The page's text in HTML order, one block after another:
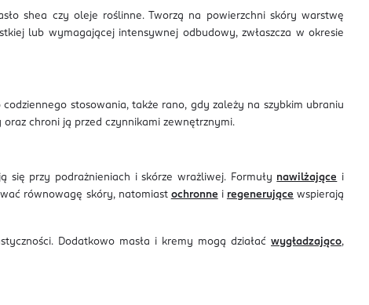
shea czy oleje roślinne. Tworzą na powierzchni skóry warstwę
lub wymagającej intensywnej odbudowy, zwłaszcza w okresie
stosowania, także rano, gdy zależy na szybkim ubraniu
chroni ją przed czynnikami zewnętrznymi.
się przy podrażnieniach i skórze wrażliwej. Formuły nawilżające
i
równowagę skóry, natomiast ochronne i regenerujące wspierają
Dodatkowo masła i kremy mogą działaćwygładzająco,